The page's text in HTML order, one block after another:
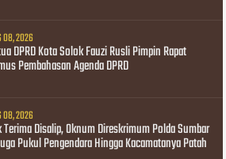
08, 2026
DPRD Kota Solok Fauzi Rusli Pimpin Rapat
Pembahasan Agenda DPRD
08, 2026
Terima Disalip, Oknum Direskrimum Polda Sumbar
Pukul Pengendara Hingga Kacamatanya Patah